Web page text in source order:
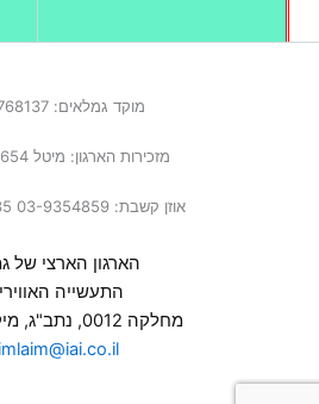
מוקד גמלאים: 03-9768137
מזכירות הארגון: מיטל 03-9355654
אוזן קשבת: 03-9354859 03-9768835
הארגון הארצי של
התעשייה
מחלקה 0012, נתב"ג, מיקוד 70100